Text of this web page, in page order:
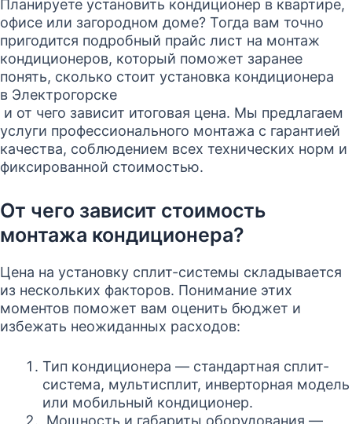
Планируете установить кондиционер в квартире,
офисе или загородном доме? Тогда вам точно
пригодится подробный прайс лист на монтаж
кондиционеров, который поможет заранее
понять, сколько стоит установка кондиционера
в Электрогорске
и от чего зависит итоговая цена. Мы предлагаем
услуги профессионального монтажа с гарантией
качества, соблюдением всех технических норм и
фиксированной стоимостью.
От чего зависит стоимость
монтажа кондиционера?
Цена на установку сплит-системы складывается
из нескольких факторов. Понимание этих
моментов поможет вам оценить бюджет и
избежать неожиданных расходов:
Тип кондиционера — стандартная сплит-
система, мультисплит, инверторная модель
или мобильный кондиционер.